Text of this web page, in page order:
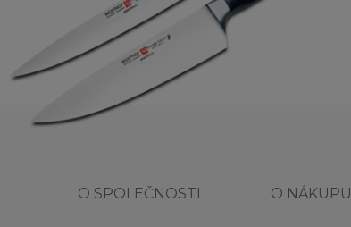
O SPOLEČNOSTI O NÁKUPU